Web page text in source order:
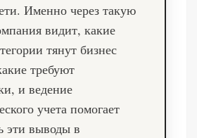
Именно через такую
видит, какие
тянут бизнес
требуют
и ведение
учета помогает
эти выводы в